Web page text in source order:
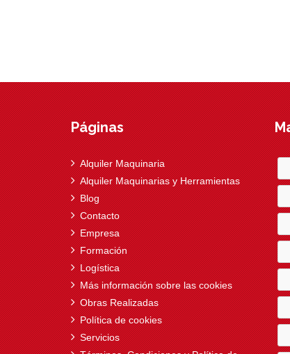
Páginas
Alquiler Maquinaria
Alquiler Maquinarias y Herramientas
Blog
Contacto
Empresa
Formación
Logística
Más información sobre las cookies
Obras Realizadas
Política de cookies
Servicios